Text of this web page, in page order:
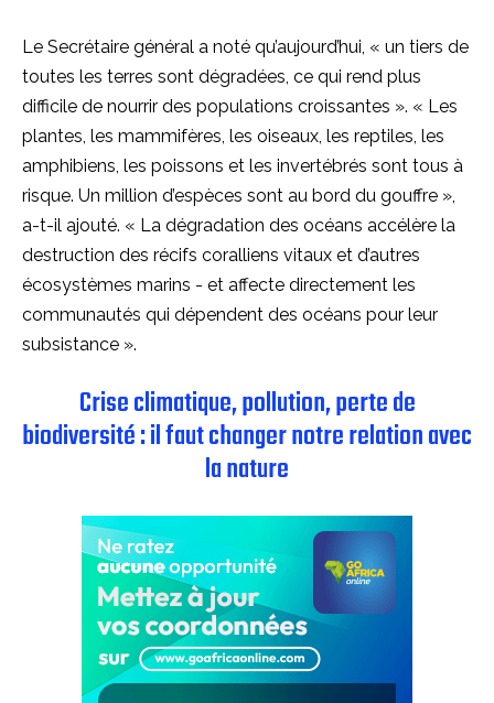
Le Secrétaire général a noté qu’aujourd’hui, « un tiers de
toutes les terres sont dégradées, ce qui rend plus
difficile de nourrir des populations croissantes ». « Les
plantes, les mammifères, les oiseaux, les reptiles, les
amphibiens, les poissons et les invertébrés sont tous à
risque. Un million d’espèces sont au bord du gouffre »,
a-t-il ajouté. « La dégradation des océans accélère la
destruction des récifs coralliens vitaux et d’autres
écosystèmes marins - et affecte directement les
communautés qui dépendent des océans pour leur
subsistance ».
Crise climatique, pollution, perte de
biodiversité : il faut changer notre relation avec
la nature